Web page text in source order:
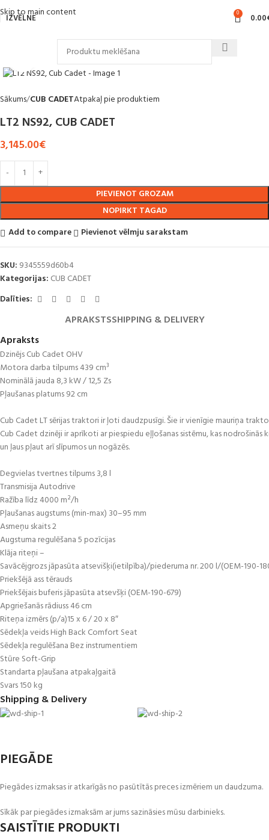
Skip to main content
IZVĒLNE 0 0.00
Sākums CUB CADETAtpakaļ pie produktiem
LT2 NS92, CUB CADET
3,145.00€
PIEVIENOT GROZAM
NOPIRKT TAGAD
Add to compare
Pievienot vēlmju sarakstam
SKU: 9345559d60b4
Kategorijas: CUB CADET
Dalīties:
APRAKSTSSHIPPING & DELIVERY
Apraksts
Dzinējs Cub Cadet OHV
Motora darba tilpums 439 cm³
Nominālā jauda 8,3 kW / 12,5 Zs
Pļaušanas platums 92 cm
Cub Cadet LT sērijas traktori ir ļoti daudzpusīgi. Šie ir vienīgie mauriņa
Cub Cadet dzinēji ir aprīkoti ar piespiedu eļļošanas sistēmu, kas nodrošinās
un ļaus pļaut arī slīpumos un nogāzēs.
Degvielas tvertnes tilpums 3,8 l
Transmisija Autodrive
Ražība līdz 4000 m²/h
Pļaušanas augstums (min-max) 30–95 mm
Asmeņu skaits 2
Augstuma regulēšana 5 pozīcijas
Klāja riteņi –
Savācējgrozs jāpasūta atsevišķi(ietilpība)/piederuma nr. 200 l/(OEM-190-
Priekšējā ass tērauds
Priekšējais buferis jāpasūta atsevšķi (OEM-190-679)
Apgriešanās rādiuss 46 cm
Riteņa izmērs (p/a)15 x 6 / 20 x 8″
Sēdekļa veids High Back Comfort Seat
Sēdekļa regulēšana Bez instrumentiem
Stūre Soft-Grip
Standarta pļaušana atpakaļgaitā
Svars 150 kg
Shipping & Delivery
PIEGĀDE
Piegādes izmaksas ir atkarīgās no pasūtītās preces izmēriem un daudzuma.
Sīkāk par piegādes izmaksām ar jums sazināsies mūsu darbinieks.
SAISTĪTIE PRODUKTI